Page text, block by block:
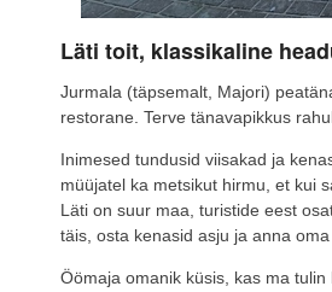
Läti toit, klassikaline
Jurmala (täpsemalt, Majori)
restorane. Terve tänavapikkus
Inimesed tundusid viisakad ja
müüjatel ka metsikut hirmu, et kui
Läti on suur maa, turistide eest
täis, osta kenasid asju ja anna
Öömaja omanik küsis, kas ma